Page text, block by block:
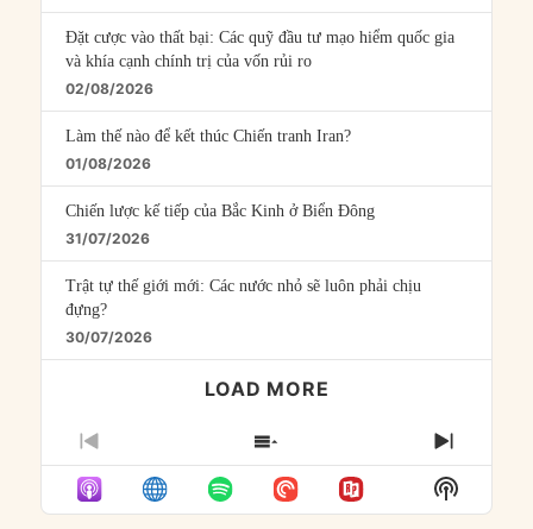
Đặt cược vào thất bại: Các quỹ đầu tư mạo hiểm quốc gia
và khía cạnh chính trị của vốn rủi ro
02/08/2026
Làm thế nào để kết thúc Chiến tranh Iran?
01/08/2026
Chiến lược kế tiếp của Bắc Kinh ở Biển Đông
31/07/2026
Trật tự thế giới mới: Các nước nhỏ sẽ luôn phải chịu
đựng?
30/07/2026
LOAD MORE
PREVIOUS
EPISODE
SHOW
EPISODES
LIST
NEXT
Show
Podcast